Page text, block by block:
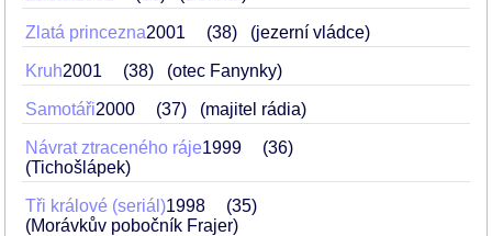
Zlatá princezna2001 38 (jezerní vládce)
Kruh2001 38 (otec Fanynky)
Samotáři2000 37 (majitel rádia)
Návrat ztraceného ráje1999
36
(Tichošlápek)
Tři králové (seriál)1998
35
(Morávkův pobočník Frajer)